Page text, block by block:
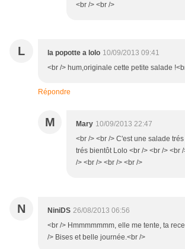
<br /> <br />
L la popotte a lolo 10/09/2013 09:41
<br /> hum,originale cette petite salade
Répondre
M Mary 10/09/2013 22:47
<br /> <br /> C'est une salade
trés bientôt Lolo <br /> <br /> <br
/> <br /> <br /> <br />
N NiniDS 26/08/2013 06:56
<br /> Hmmmmmmm, elle me tente, ta
/> Bises et belle journée.<br />